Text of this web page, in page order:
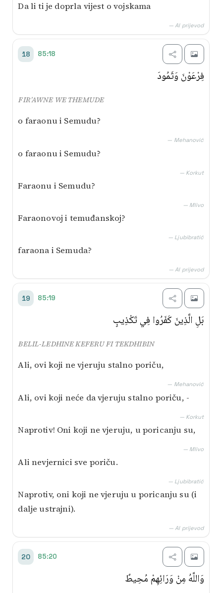
Da li ti je doprla vijest o vojskama
— AI prijevod
18 85:18
فِرْعَوْنَ وَثَمُودَ
FIR’AWNE WE THEMUDE
o faraonu i Semudu?
— Mehanović
o faraonu i Semudu?
— Korkut
Faraonu i Semudu?
— Mlivo
Faraonovoj i temuđanskoj?
— Ljubibratić
faraona i Semuda?
— AI prijevod
19 85:19
بَلِ الَّذِينَ كَفَرُوا فِي تَكْذِيبٍ
BELIL-LEDHINE KEFERU FI TEKDHIBIN
Ali, ovi koji ne vjeruju stalno poriču,
— Mehanović
Ali, ovi koji neće da vjeruju stalno poriču, -
— Korkut
Naprotiv! Oni koji ne vjeruju, u poricanju su,
— Mlivo
Ali nevjernici sve poriču.
— Ljubibratić
Naprotiv, oni koji ne vjeruju u poricanju su (i
dalje ustrajni).
— AI prijevod
20 85:20
وَاللَّهُ مِنْ وَرَائِهِمْ مُحِيطٌ